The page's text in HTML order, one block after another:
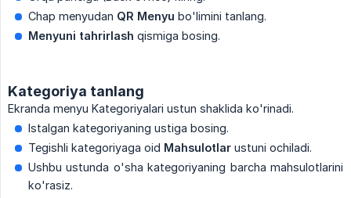
Chap menyudan QR Menyu bo'limini tanlang.
Menyuni tahrirlash qismiga bosing.
Kategoriya tanlang
Ekranda menyu Kategoriyalari ustun shaklida ko'rinadi.
Istalgan kategoriyaning ustiga bosing.
Tegishli kategoriyaga oid Mahsulotlar ustuni ochiladi.
Ushbu ustunda o'sha kategoriyaning barcha mahsulotlarini
ko'rasiz.